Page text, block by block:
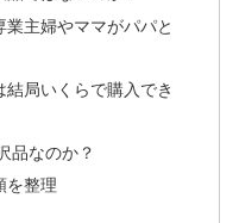
主婦やママがパパと
局いくらで購入でき
品なのか？
を整理